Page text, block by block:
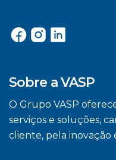
Sobre a VASP
O Grupo VASP
serviços e soluções,
cliente, pela inovação